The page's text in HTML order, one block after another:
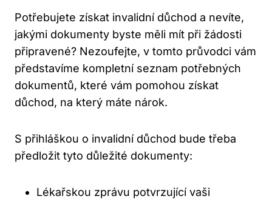
Potřebujete získat invalidní důchod a nevíte,
jakými dokumenty byste měli mít při žádosti
připravené? Nezoufejte, v tomto průvodci vám
představíme kompletní seznam potřebných
dokumentů, které vám pomohou získat
důchod, na který máte nárok.
S přihláškou o invalidní důchod bude třeba
předložit tyto důležité dokumenty:
Lékařskou zprávu potvrzující vaši